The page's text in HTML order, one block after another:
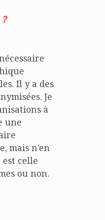
Il y a des
Je
à
une
mais n’en
celle
ou non.